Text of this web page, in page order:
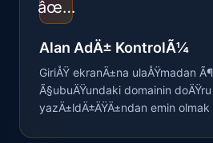
âœ…
Alan AdÄ± KontrolÃ¼
GiriÅŸ ekranÄ±na ulaÅŸmadan
Ã§ubuÄŸundaki domainin doÄŸru
yazÄ±ldÄ±ÄŸÄ±ndan emin